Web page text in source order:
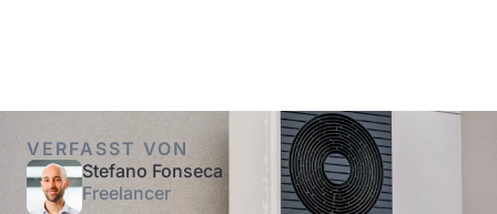
VERFASST VON
Stefano Fonseca
Freelancer